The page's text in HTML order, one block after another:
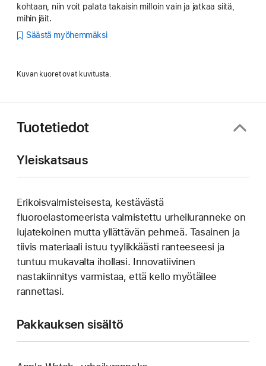
kohtaan, niin voit palata takaisin milloin vain ja jatkaa siitä,
mihin jäit.
Säästä myöhemmäksi
Kuvan kuoret ovat kuvitusta.
Tuotetiedot
Yleiskatsaus
Erikoisvalmisteisesta, kestävästä
fluoroelastomeerista valmistettu urheiluranneke on
lujatekoinen mutta yllättävän pehmeä. Tasainen ja
tiivis materiaali istuu tyylikkäästi ranteeseesi ja
tuntuu mukavalta ihollasi. Innovatiivinen
nastakiinnitys varmistaa, että kello myötäilee
rannettasi.
Pakkauksen sisältö